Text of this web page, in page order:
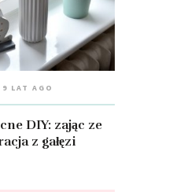
9 LAT AGO
DIY: zając ze
z gałęzi